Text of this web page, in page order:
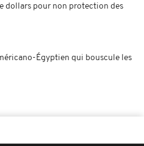
dollars pour non protection des
Égyptien qui bouscule les